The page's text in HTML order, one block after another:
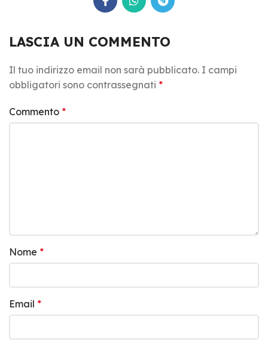
LASCIA UN COMMENTO
Il tuo indirizzo email non sarà pubblicato. I campi
obbligatori sono contrassegnati *
Commento *
Nome *
Email *